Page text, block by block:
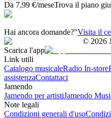
Da 7,99 €/meseTrova il piano
Hai ancora domande?"Visita il
© 2026
Scarica l'app
Link utili
Catalogo musicaleRadio In-store
assistenzaContattaci
Jamendo
Jamendo per artistiJamendo
Note legali
Condizioni generali d'uso